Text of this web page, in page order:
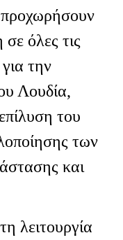
όλες τις
την
Λουδία,
του
των
και
λειτουργία